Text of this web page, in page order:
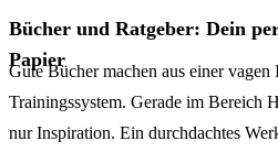
Bücher und Ratgeber: Dein
Papier
Gute Bücher machen aus einer vagen
Trainingssystem. Gerade im Bereich
nur Inspiration. Ein durchdachtes